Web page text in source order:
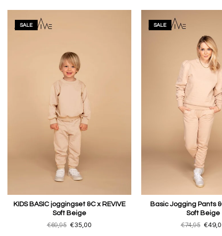
SALE
KIDS BASIC joggingset &C x REVIVE
Soft Beige
€69,95 €35,00
SALE
Basic Jogging Pants
Soft Beige
€74,95